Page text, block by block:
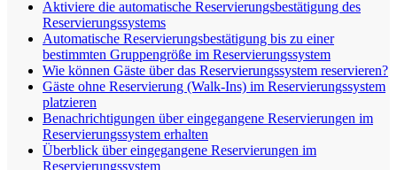
Aktiviere die automatische Reservierungsbestätigung des
Reservierungssystems
Automatische Reservierungsbestätigung bis zu einer
bestimmten Gruppengröße im Reservierungssystem
Wie können Gäste über das Reservierungssystem reservieren?
Gäste ohne Reservierung (Walk-Ins) im Reservierungssystem
platzieren
Benachrichtigungen über eingegangene Reservierungen im
Reservierungssystem erhalten
Überblick über eingegangene Reservierungen im
Reservierungssystem